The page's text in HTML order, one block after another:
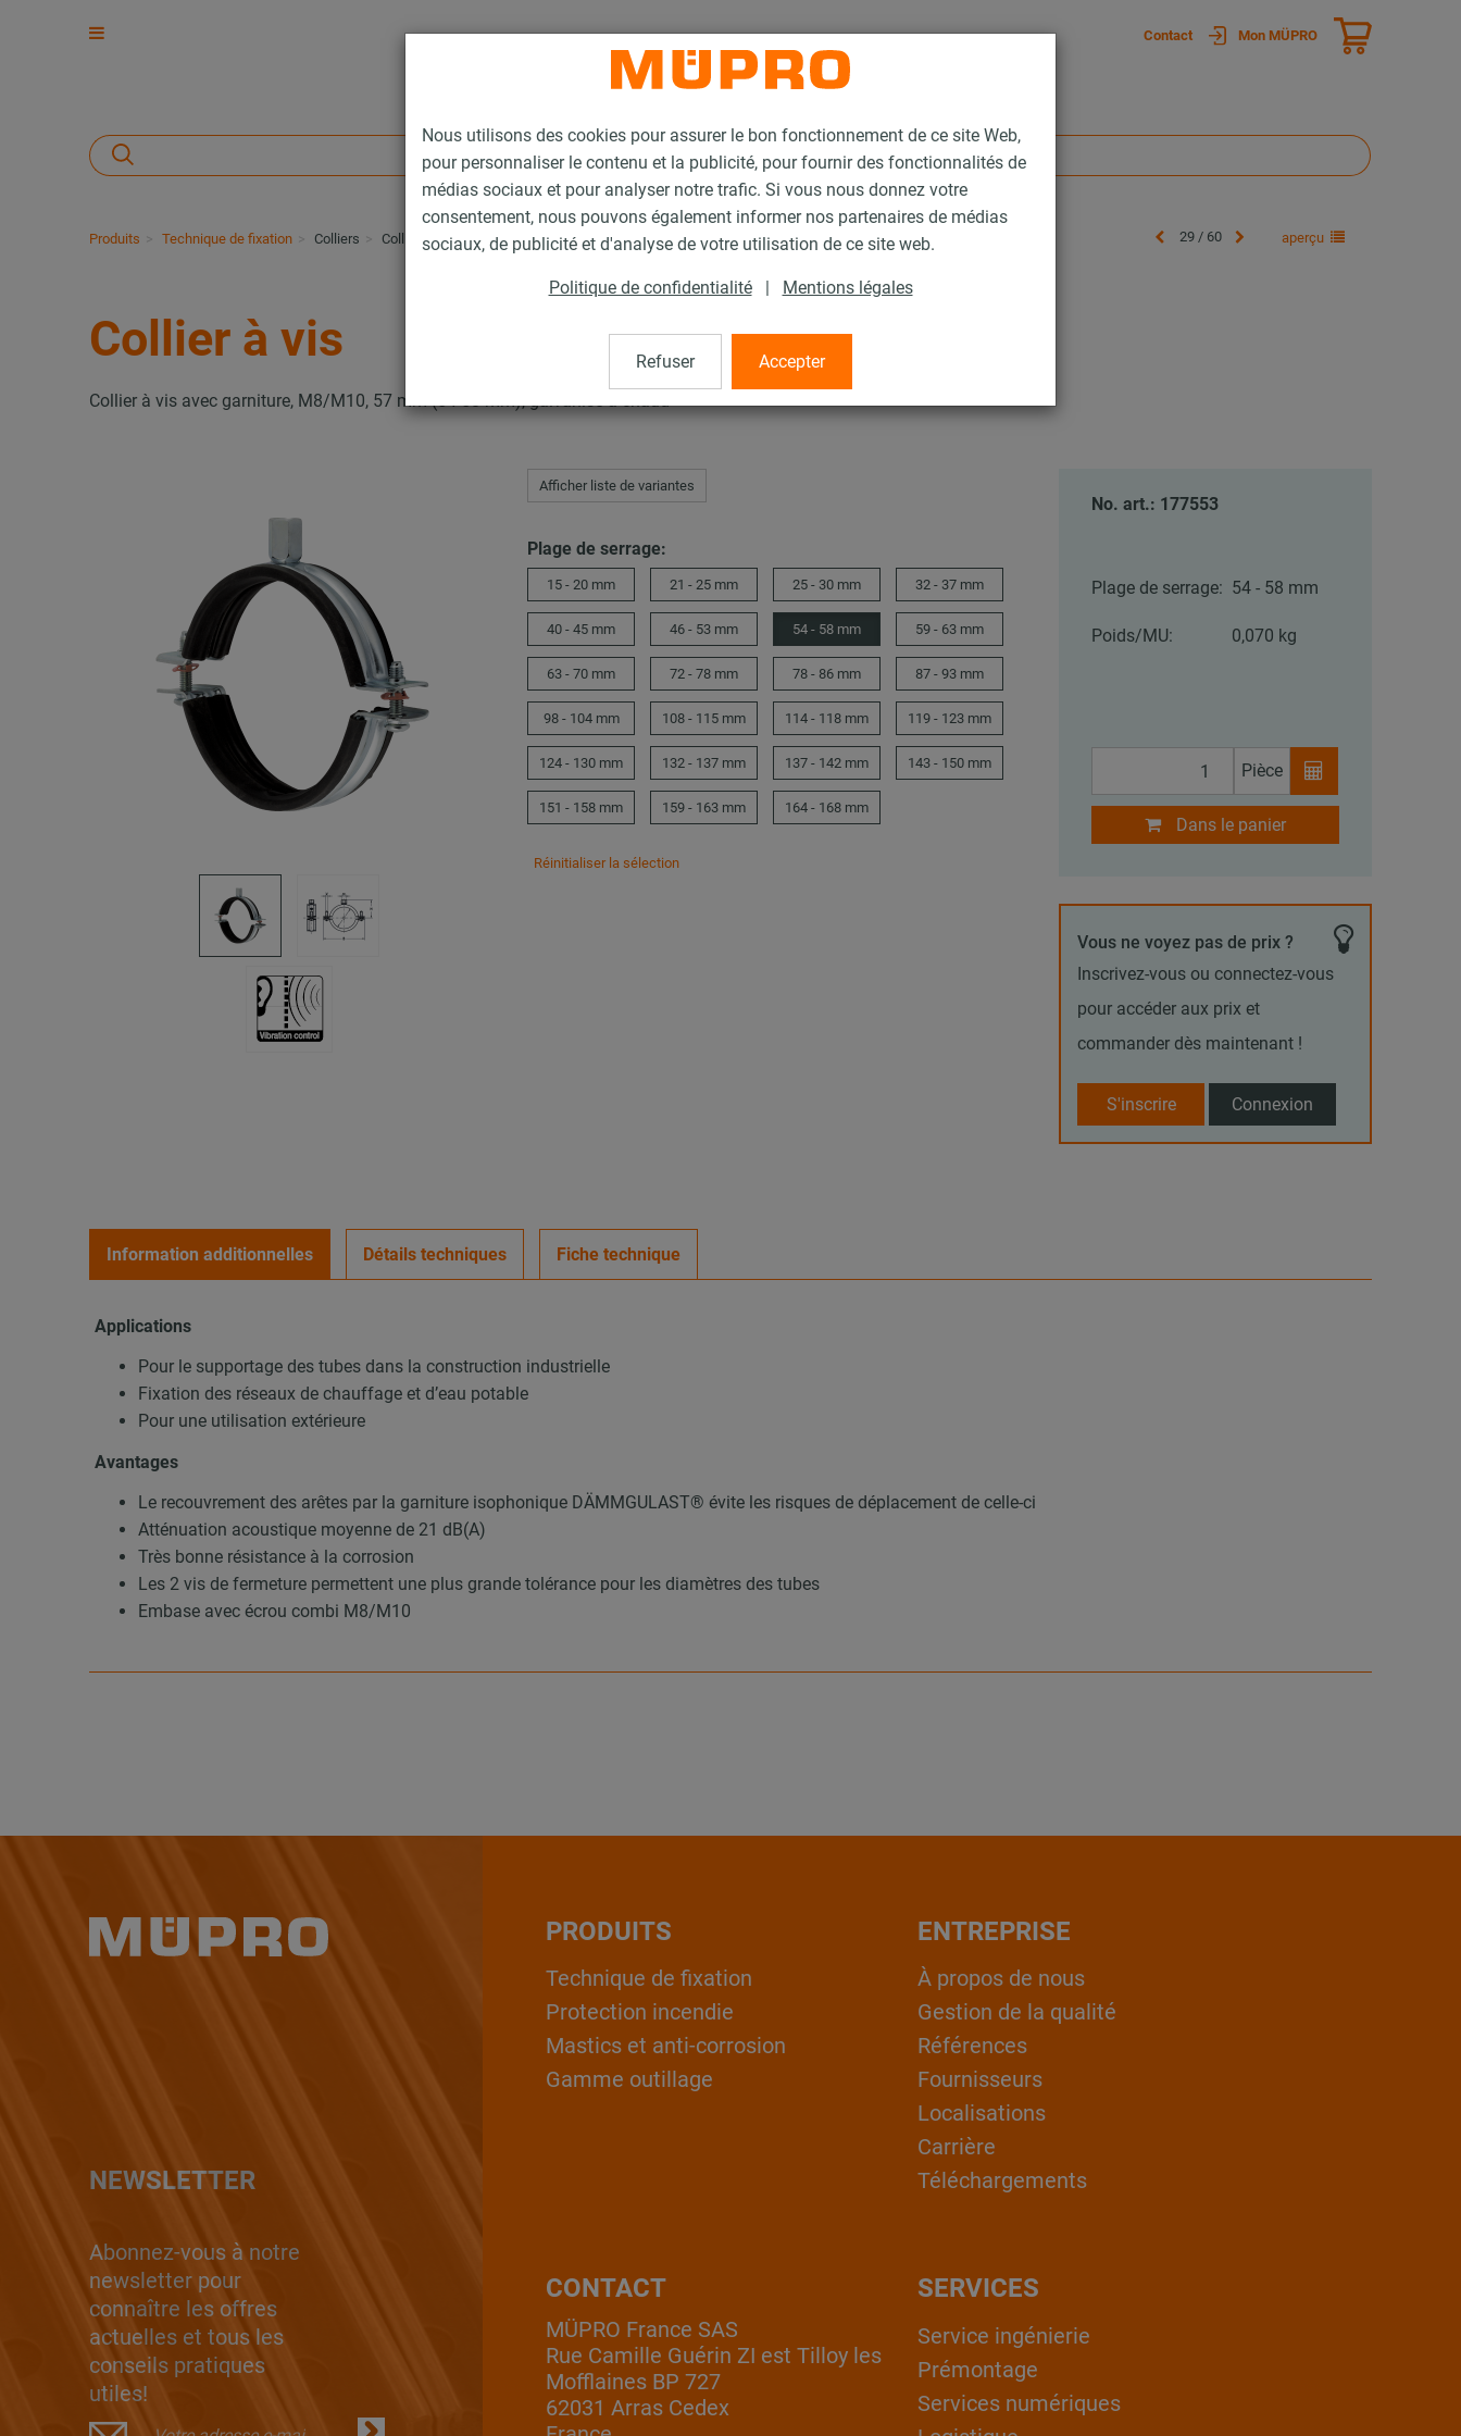
Nous utilisons des cookies pour assurer le bon fonctionnement de ce site Web,
pour personnaliser le contenu et la publicité, pour fournir des fonctionnalités de
médias sociaux et pour analyser notre trafic. Si vous nous donnez votre
consentement, nous pouvons également informer nos partenaires de médias
sociaux, de publicité et d'analyse de votre utilisation de ce site web.
Politique de confidentialité | Mentions légales
Refuser Accepter
Contact Mon MÜPRO
Produits Technique de fixation Colliers Collier à vis 29 / 60 aperçu
Collier à vis
Collier à vis avec garniture, M8/M10, 57 mm (54-58 mm), galvanisé à chaud
Afficher liste de variantes
Plage de serrage:
15 - 20 mm 21 - 25 mm 25 - 30 mm 32 - 37 mm
40 - 45 mm 46 - 53 mm 54 - 58 mm 59 - 63 mm
63 - 70 mm 72 - 78 mm 78 - 86 mm 87 - 93 mm
98 - 104 mm 108 - 115 mm 114 - 118 mm 119 - 123 mm
124 - 130 mm 132 - 137 mm 137 - 142 mm 143 - 150 mm
151 - 158 mm 159 - 163 mm 164 - 168 mm
Réinitialiser la sélection
No. art.: 177553
Plage de serrage: 54 - 58 mm
Poids/MU: 0,070 kg
Pièce
Dans le panier
Vous ne voyez pas de prix ?
Inscrivez-vous ou connectez-vous
pour accéder aux prix et
commander dès maintenant !
S'inscrire Connexion
Information additionnelles Détails techniques Fiche technique
Applications
Pour le supportage des tubes dans la construction industrielle
Fixation des réseaux de chauffage et d’eau potable
Pour une utilisation extérieure
Avantages
Le recouvrement des arêtes par la garniture isophonique DÄMMGULAST® évite les risques de déplacement de celle-ci
Atténuation acoustique moyenne de 21 dB(A)
Très bonne résistance à la corrosion
Les 2 vis de fermeture permettent une plus grande tolérance pour les diamètres des tubes
Embase avec écrou combi M8/M10
NEWSLETTER
Abonnez-vous à notre
newsletter pour
connaître les offres
actuelles et tous les
conseils pratiques
utiles!
PRODUITS
Technique de fixation
Protection incendie
Mastics et anti-corrosion
Gamme outillage
ENTREPRISE
À propos de nous
Gestion de la qualité
Références
Fournisseurs
Localisations
Carrière
Téléchargements
CONTACT
MÜPRO France SAS
Rue Camille Guérin ZI est Tilloy les
Mofflaines BP 727
62031 Arras Cedex
SERVICES
Service ingénierie
Prémontage
Services numériques